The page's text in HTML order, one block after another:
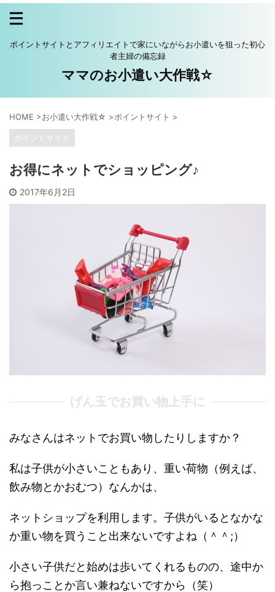
ポイントサイトとアフィリエイトで家にいながらお小遣いを狙った初心
者主婦の備忘録
ママのお小遣い大作戦☆
HOME >お小遣い大作戦☆ >ポイントサイト >
ポイントサイト
お得にネットでショッピング♪
2017年6月2日
げん玉でお買い物上手に
みなさんはネットでお買い物したりしますか？
私は子供が小さいこともあり、重い荷物（例えば、
飲み物とかおむつ）なんかは、
ネットショップを利用します。子供がいるとなかな
か重い物を買うこと出来ないですよね（＾＾;）
小さい子供だと始めは歩いてくれるものの、途中か
ら抱っことか言い兼ねないですから（笑）